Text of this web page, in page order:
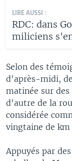
LIRE AUSSI :
RDC: dans
miliciens
Selon des
d'après-midi,
matinée sur
d'autre de la
considérée
vingtaine de
Appuyés par